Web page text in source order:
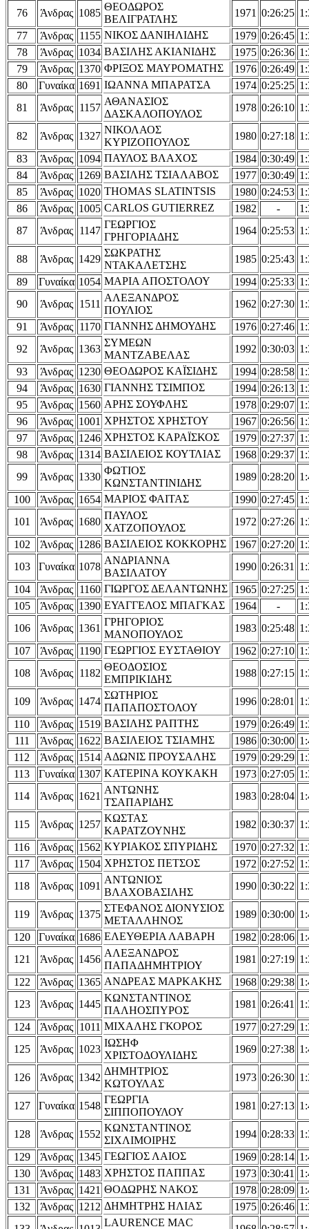
76 Άνδρας 1085
ΘΕΟΔΩΡΟΣ
ΒΕΛΙΓΡΑΤΛΗΣ
1971 0:26:25
77
Άνδρας 1155 ΝΙΚΟΣ ΔΑΝΙΗΛΙΔΗΣ 1979 0:26:45
78
Άνδρας 1034 ΒΑΣΙΛΗΣ ΑΚΙΑΝΙΔΗΣ 1975 0:26:36
79
Άνδρας 1370 ΦΡΙΞΟΣ ΜΑΥΡΟΜΑΤΗΣ 1976 0:26:49
80
Γυναίκα 1691 ΙΩΑΝΝΑ ΜΠΑΡΑΤΣΑ 1974 0:25:25
81
Άνδρας 1157
ΑΘΑΝΑΣΙΟΣ
ΔΑΣΚΑΛΟΠΟΥΛΟΣ
1978 0:26:10
82 Άνδρας 1327
ΝΙΚΟΛΑΟΣ
ΚΥΡΙΖΟΠΟΥΛΟΣ
1980 0:27:18
83
Άνδρας 1094 ΠΑΥΛΟΣ ΒΛΑΧΟΣ 1984 0:30:49
84
Άνδρας 1269 ΒΑΣΙΛΗΣ ΤΣΙΑΛΑΒΟΣ 1977 0:30:49
85
Άνδρας 1020 THOMAS SLATINTSIS 1980 0:24:53
86
Άνδρας 1005 CARLOS GUTIERREZ 1982 -
87
Άνδρας 1147
ΓΕΩΡΓΙΟΣ
ΓΡΗΓΟΡΙΑΔΗΣ
1964 0:25:53
88 Άνδρας 1429
ΣΩΚΡΑΤΗΣ
ΝΤΑΚΑΛΕΤΣΗΣ
1985 0:25:43
89
Γυναίκα 1054 ΜΑΡΙΑ ΑΠΟΣΤΟΛΟΥ 1994 0:25:33
90
Άνδρας 1511
ΑΛΕΞΑΝΔΡΟΣ
ΠΟΥΛΙΟΣ
1962 0:27:30
91
Άνδρας 1170 ΓΙΑΝΝΗΣ ΔΗΜΟΥΔΗΣ 1976 0:27:46
92
Άνδρας 1363
ΣΥΜΕΩΝ
ΜΑΝΤΖΑΒΕΛΑΣ
1992 0:30:03
93
Άνδρας 1230 ΘΕΟΔΩΡΟΣ ΚΑΪΣΙΔΗΣ 1994 0:28:58
94
Άνδρας 1630 ΓΙΑΝΝΗΣ ΤΣΙΜΠΟΣ 1994 0:26:13
95
Άνδρας 1560 ΑΡΗΣ ΣΟΥΦΛΗΣ 1978 0:29:07
96
Άνδρας 1001 ΧΡΗΣΤΟΣ ΧΡΗΣΤΟΥ 1967 0:26:56
97
Άνδρας 1246 ΧΡΗΣΤΟΣ ΚΑΡΑΪΣΚΟΣ 1979 0:27:37
98
Άνδρας 1314 ΒΑΣΙΛΕΙΟΣ ΚΟΥΤΛΙΑΣ 1968 0:29:37
99
Άνδρας 1330
ΦΩΤΙΟΣ
ΚΩΝΣΤΑΝΤΙΝΙΔΗΣ
1989 0:28:20
100
Άνδρας 1654 ΜΑΡΙΟΣ ΦΑΙΤΑΣ 1990 0:27:45
101
Άνδρας 1680
ΠΑΥΛΟΣ
ΧΑΤΖΟΠΟΥΛΟΣ
1972 0:27:26
102
Άνδρας 1286 ΒΑΣΙΛΕΙΟΣ ΚΟΚΚΟΡΗΣ 1967 0:27:20
103
Γυναίκα 1078
ΑΝΔΡΙΑΝΝΑ
ΒΑΣΙΛΑΤΟΥ
1990 0:26:31
104
Άνδρας 1160 ΓΙΩΡΓΟΣ ΔΕΛΑΝΤΩΝΗΣ 1965 0:27:25
105
Άνδρας 1390 ΕΥΑΓΓΕΛΟΣ ΜΠΑΓΚΑΣ 1964 -
106
Άνδρας 1361
ΓΡΗΓΟΡΙΟΣ
ΜΑΝΟΠΟΥΛΟΣ
1983 0:25:48
107
Άνδρας 1190 ΓΕΩΡΓΙΟΣ ΕΥΣΤΑΘΙΟΥ 1962 0:27:10
108
Άνδρας 1182
ΘΕΟΔΟΣΙΟΣ
ΕΜΠΡΙΚΙΔΗΣ
1988 0:27:15
109 Άνδρας 1474
ΣΩΤΗΡΙΟΣ
ΠΑΠΑΠΟΣΤΟΛΟΥ
1996 0:28:01
110
Άνδρας 1519 ΒΑΣΙΛΗΣ ΡΑΠΤΗΣ 1979 0:26:49
111
Άνδρας 1622 ΒΑΣΙΛΕΙΟΣ ΤΣΙΑΜΗΣ 1986 0:30:00
112
Άνδρας 1514 ΑΔΩΝΙΣ ΠΡΟΥΣΑΛΗΣ 1979 0:29:29
113
Γυναίκα 1307 ΚΑΤΕΡΙΝΑ ΚΟΥΚΑΚΗ 1973 0:27:05
114
Άνδρας 1621
ΑΝΤΩΝΗΣ
ΤΣΑΠΑΡΙΔΗΣ
1983 0:28:04
115 Άνδρας 1257
ΚΩΣΤΑΣ
ΚΑΡΑΤΖΟΥΝΗΣ
1982 0:30:37
116
Άνδρας 1562 ΚΥΡΙΑΚΟΣ ΣΠΥΡΙΔΗΣ 1970 0:27:32
117
Άνδρας 1504 ΧΡΗΣΤΟΣ ΠΕΤΣΟΣ 1972 0:27:52
118
Άνδρας 1091
ΑΝΤΩΝΙΟΣ
ΒΛΑΧΟΒΑΣΙΛΗΣ
1990 0:30:22
119 Άνδρας 1375
ΣΤΕΦΑΝΟΣ ΔΙΟΝΥΣΙΟΣ
ΜΕΤΑΛΛΗΝΟΣ
1989 0:30:00
120
Γυναίκα 1686 ΕΛΕΥΘΕΡΙΑ ΛΑΒΑΡΗ 1982 0:28:06
121
Άνδρας 1456
ΑΛΕΞΑΝΔΡΟΣ
ΠΑΠΑΔΗΜΗΤΡΙΟΥ
1981 0:27:19
122
Άνδρας 1365 ΑΝΔΡΕΑΣ ΜΑΡΚΑΚΗΣ 1968 0:29:38
123
Άνδρας 1445
ΚΩΝΣΤΑΝΤΙΝΟΣ
ΠΑΛΗΟΣΠΥΡΟΣ
1981 0:26:41
124
Άνδρας 1011 ΜΙΧΑΛΗΣ ΓΚΟΡΟΣ 1977 0:27:29
125
Άνδρας 1023
ΙΩΣΗΦ
ΧΡΙΣΤΟΔΟΥΛΙΔΗΣ
1969 0:27:38
126 Άνδρας 1342
ΔΗΜΗΤΡΙΟΣ
ΚΩΤΟΥΛΑΣ
1973 0:26:30
127 Γυναίκα 1548
ΓΕΩΡΓΙΑ
ΣΙΠΠΟΠΟΥΛΟΥ
1981 0:27:13
128 Άνδρας 1552
ΚΩΝΣΤΑΝΤΙΝΟΣ
ΣΙΧΛΙΜΟΙΡΗΣ
1994 0:28:33
129
Άνδρας 1345 ΓΕΩΓΙΟΣ ΛΑΙΟΣ 1969 0:28:14
130
Άνδρας 1483 ΧΡΗΣΤΟΣ ΠΑΠΠΑΣ 1973 0:30:41
131
Άνδρας 1421 ΘΟΔΩΡΗΣ ΝΑΚΟΣ 1978 0:28:09
132
Άνδρας 1212 ΔΗΜΗΤΡΗΣ ΗΛΙΑΣ 1975 0:26:46
LAURENCE MAC